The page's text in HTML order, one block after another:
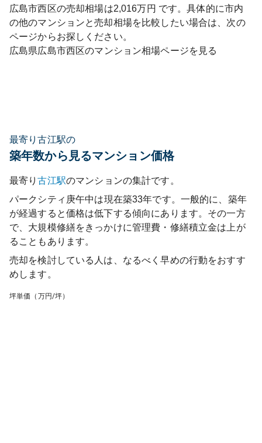
広島市西区の売却相場は2,016万円 です。具体的に市内
の他のマンションと売却相場を比較したい場合は、次の
ページからお探しください。
広島県広島市西区のマンション相場ページを見る
最寄り古江駅の
築年数から見るマンション価格
最寄り古江駅のマンションの集計です。
パークシティ庚午中は現在築33年です。一般的に、築年
が経過すると価格は低下する傾向にあります。その一方
で、大規模修繕をきっかけに管理費・修繕積立金は上が
ることもあります。
売却を検討している人は、なるべく早めの行動をおすす
めします。
坪単価（万円/坪）